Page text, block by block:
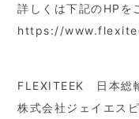
詳しくは下記のHPを
https://
FLEXITEEK 日本総
株式会社ジェイエス